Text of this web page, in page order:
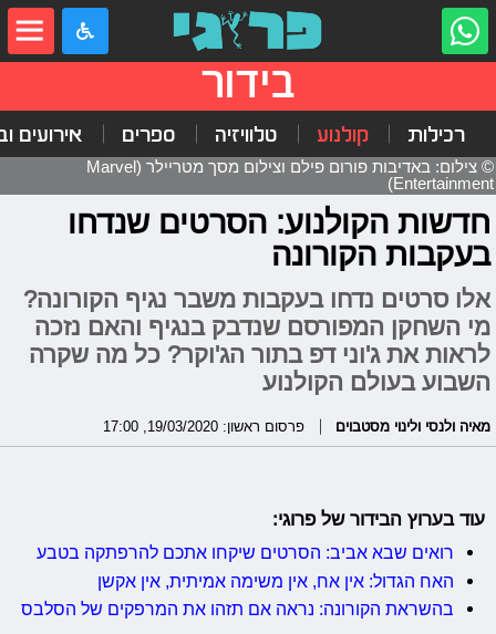
בידור
רכילות קולנוע טלוויזיה ספרים אירועים
© צילום: באדיבות פורום פילם וצילום מסך מטריילר (Marvel
Entertainment)
חדשות הקולנוע: הסרטים שנדחו
בעקבות הקורונה
אלו סרטים נדחו בעקבות משבר נגיף הקורונה?
מי השחקן המפורסם שנדבק בנגיף והאם נזכה
לראות את ג'וני דפ בתור הג'וקר? כל מה שקרה
השבוע בעולם הקולנוע
מאיה ולנסי ולינוי מסטבוים פרסום ראשון: 19/03/2020, 17:00
עוד בערוץ הבידור של פרוגי:
רואים שבא אביב: הסרטים שיקחו אתכם להרפתקה בטבע
האח הגדול: אין אח, אין משימה אמיתית, אין אקשן
בהשראת הקורונה: נראה אם תזהו את המרפקים של הסלבס